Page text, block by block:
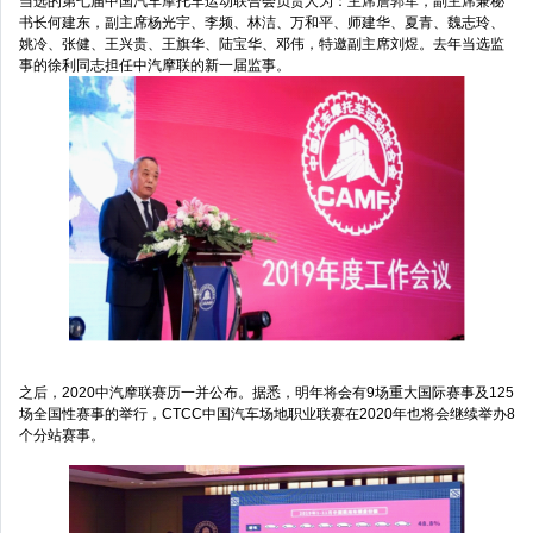
书长何建东，副主席杨光宇、李频、林洁、万和平、师建华、夏青、魏志玲、
姚冷、张健、王兴贵、王旗华、陆宝华、邓伟，特邀副主席刘煜。去年当选监
事的徐利同志担任中汽摩联的新一届监事。
之后，2020中汽摩联赛历一并公布。据悉，明年将会有9场重大国际赛事及125
场全国性赛事的举行，CTCC中国汽车场地职业联赛在2020年也将会继续举办8
个分站赛事。